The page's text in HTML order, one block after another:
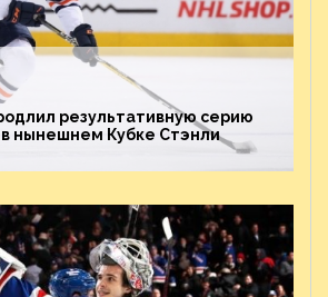
результативную серию
нынешнем Кубке Стэнли